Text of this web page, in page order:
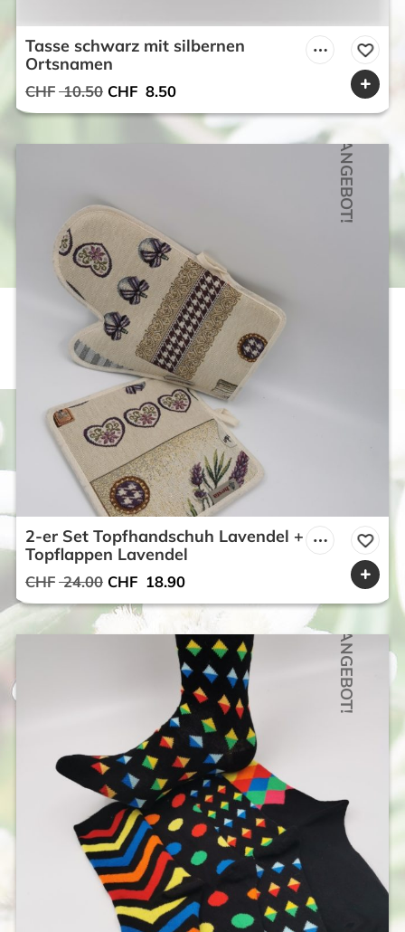
Tasse schwarz mit silbernen
Ortsnamen
CHF10.50 Ursprünglicher
Preis
CHF 8.50Aktueller
Preis
ist:
ANGEBOT!
2-er Set Topfhandschuh Lavendel +
Topflappen Lavendel
CHF24.00 Ursprünglicher
Preis
war:
CHF 24.00
CHF 18.90Aktueller
Preis
ist:
CHF 18.90.
ANGEBOT!